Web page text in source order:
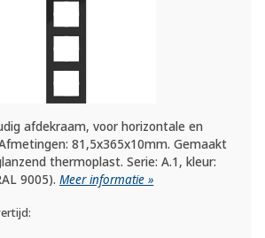
afdekraam, voor horizontale en
81,5x365x10mm. Gemaakt
thermoplast. Serie: A.1, kleur:
9005).Meer informatie »